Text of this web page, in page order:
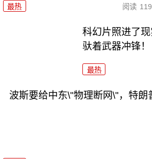
最热 阅读
科幻片照进了
驮着武器冲锋！
最热
波斯要给中东\"物理断网\"，特朗